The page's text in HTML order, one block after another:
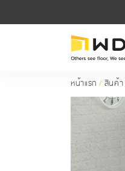
หน้าแรก / สินค้า